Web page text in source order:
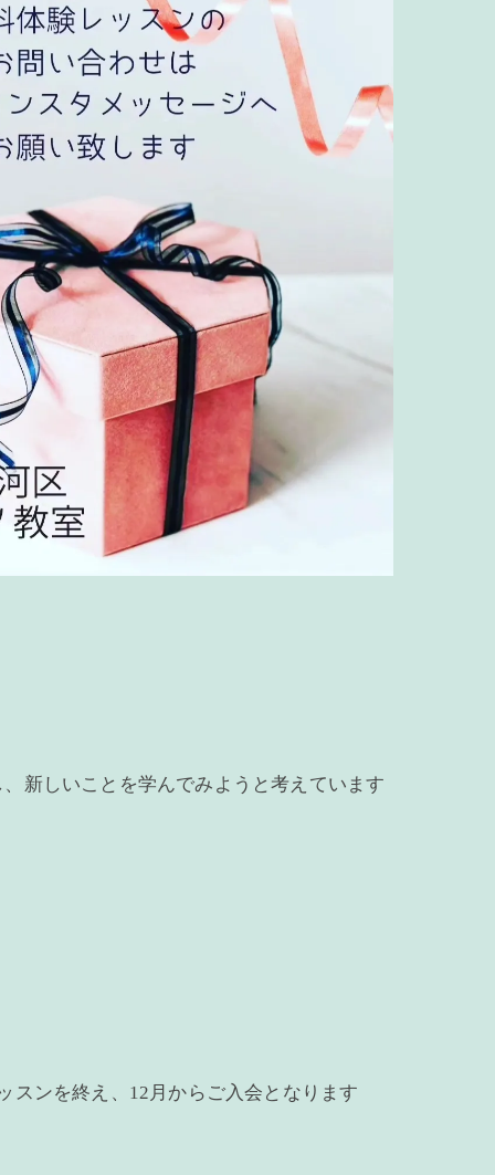
新しいことを学んでみようと考えています
スンを終え、12月からご入会となります